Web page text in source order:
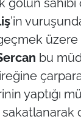
golün sahibi
’in
bu
yaptığı
sakatlanarak